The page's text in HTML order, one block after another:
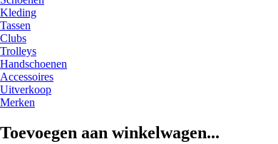
Kleding
Tassen
Clubs
Trolleys
Handschoenen
Accessoires
Uitverkoop
Merken
Toevoegen aan winkelwagen...